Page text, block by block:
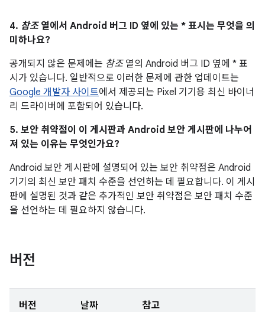
4. 참조열에서 Android 버그 ID 옆에 있는 * 표시는 무엇을 의
미하나요?
공개되지 않은 문제에는 참조열의 Android 버그 ID 옆에 * 표
시가 있습니다. 일반적으로 이러한 문제에 관한 업데이트는
Google 개발자 사이트에서 제공되는 Pixel 기기용 최신 바이너
리 드라이버에 포함되어 있습니다.
5. 보안 취약점이 이 게시판과 Android 보안 게시판에 나누어
져 있는 이유는 무엇인가요?
Android 보안 게시판에 설명되어 있는 보안 취약점은 Android
기기의 최신 보안 패치 수준을 선언하는 데 필요합니다. 이 게시
판에 설명된 것과 같은 추가적인 보안 취약점은 보안 패치 수준
을 선언하는 데 필요하지 않습니다.
버전
버전 날짜 참고